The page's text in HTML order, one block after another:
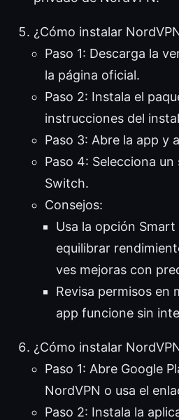
¿Cómo instalar
Paso 1: Descarga la
la página oficial.
Paso 2: Instala el
instrucciones del
Paso 3: Abre la app y
Paso 4: Selecciona
Switch.
Consejos:
Usa la opción
equilibrar
ves mejoras con
Revisa permisos en
app funcione sin
¿Cómo instalar
Paso 1: Abre Google
NordVPN o usa el
Paso 2: Instala la